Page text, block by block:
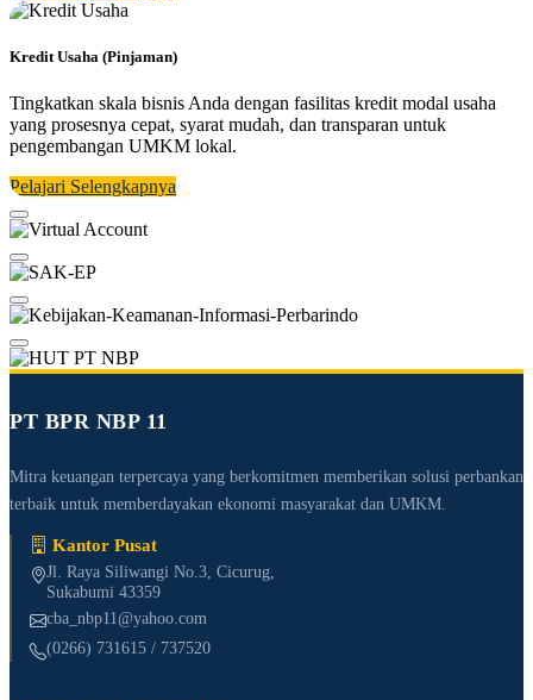
Kredit Usaha (Pinjaman)
Tingkatkan skala bisnis Anda dengan fasilitas kredit modal usaha
yang prosesnya cepat, syarat mudah, dan transparan untuk
pengembangan UMKM lokal.
Pelajari Selengkapnya
PT BPR NBP 11
Mitra keuangan terpercaya yang berkomitmen memberikan solusi perbankan
terbaik untuk memberdayakan ekonomi masyarakat dan UMKM.
Kantor Pusat
Jl. Raya Siliwangi No.3, Cicurug,
Sukabumi 43359
cba_nbp11@yahoo.com
(0266) 731615 / 737520